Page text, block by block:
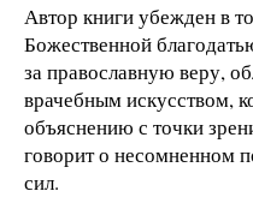
Автор книги убежден в
Божественной
за православную веру,
врачебным искусством,
объяснению с точки
говорит о несомненном
сил.